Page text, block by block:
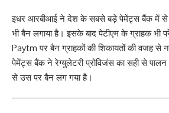
इधर आरबीआई ने देश के सबसे बड़े पेमेंट्स बैंक में से
भी बैन लगाया है। इसके बाद पेटीएम के ग्राहक भी
Paytm पर बैन ग्राहकों की शिकायतों की वजह से
पेमेंट्स बैंक ने रेग्युलेटरी प्रोविजंस का सही से पालन
से उस पर बैन लग गया है।